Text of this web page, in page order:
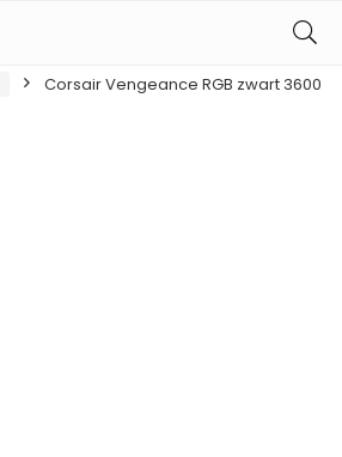
Corsair Vengeance RGB zwart 3600